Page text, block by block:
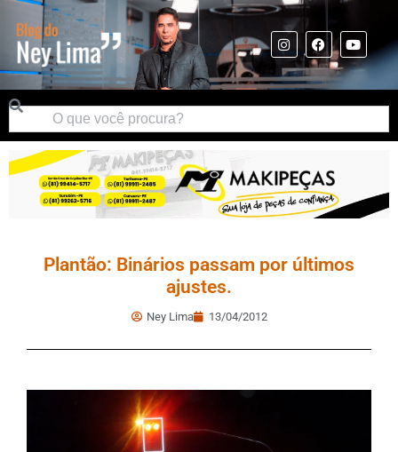
Plantão: Binários passam por últimos
ajustes.
Ney Lima 13/04/2012